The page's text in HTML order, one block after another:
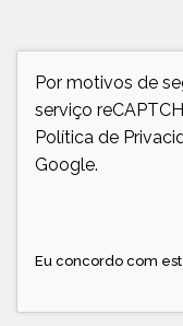
Por motivos de
serviço
Política de
Google.
Eu concordo com